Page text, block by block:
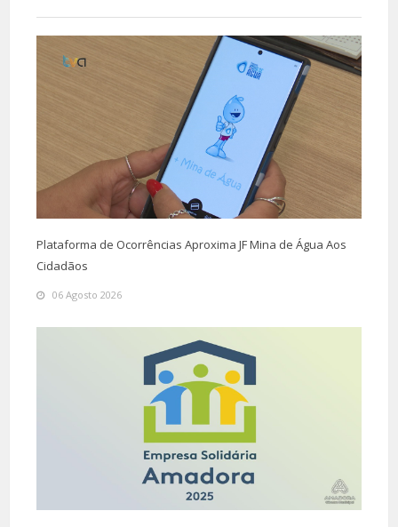
Plataforma de Ocorrências Aproxima JF Mina de Água Aos
Cidadãos
06 Agosto 2026